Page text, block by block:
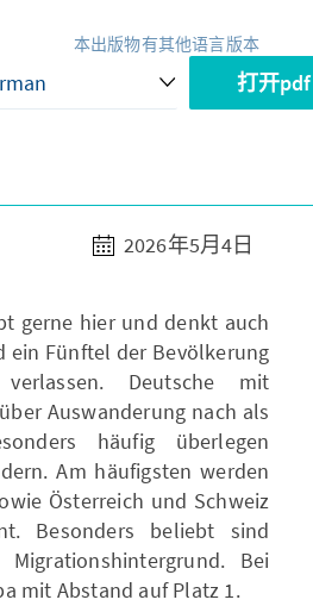
本出版物有其他语言版本
打开pdf
2026年5月4日
gerne hier und denkt auch
ein Fünftel der Bevölkerung
Deutsche mit
Auswanderung nach als
häufig überlegen
Am häufigsten werden
Österreich und Schweiz
Besonders beliebt sind
Bei
mit Abstand auf Platz 1.